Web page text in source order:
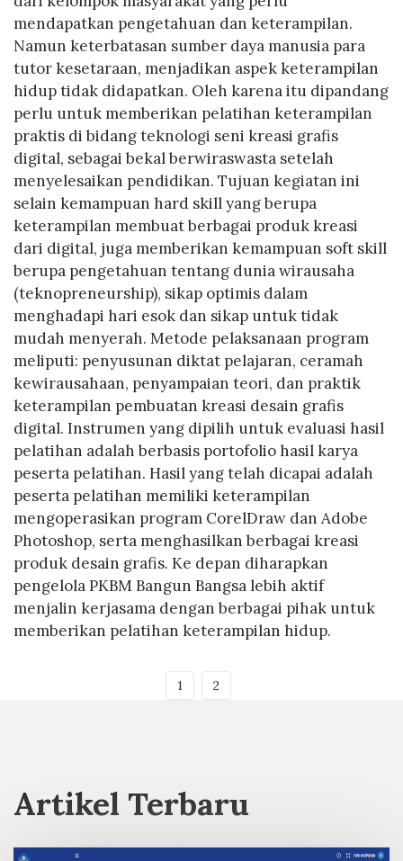
mendapatkan pengetahuan dan keterampilan.
Namun keterbatasan sumber daya manusia para
tutor kesetaraan, menjadikan aspek keterampilan
hidup tidak didapatkan. Oleh karena itu dipandang
perlu untuk memberikan pelatihan keterampilan
praktis di bidang teknologi seni kreasi grafis
digital, sebagai bekal berwiraswasta setelah
menyelesaikan pendidikan. Tujuan kegiatan ini
selain kemampuan hard skill yang berupa
keterampilan membuat berbagai produk kreasi
dari digital, juga memberikan kemampuan soft skill
berupa pengetahuan tentang dunia wirausaha
(teknopreneurship), sikap optimis dalam
menghadapi hari esok dan sikap untuk tidak
mudah menyerah. Metode pelaksanaan program
meliputi: penyusunan diktat pelajaran, ceramah
kewirausahaan, penyampaian teori, dan praktik
keterampilan pembuatan kreasi desain grafis
digital. Instrumen yang dipilih untuk evaluasi hasil
pelatihan adalah berbasis portofolio hasil karya
peserta pelatihan. Hasil yang telah dicapai adalah
peserta pelatihan memiliki keterampilan
mengoperasikan program CorelDraw dan Adobe
Photoshop, serta menghasilkan berbagai kreasi
produk desain grafis. Ke depan diharapkan
pengelola PKBM Bangun Bangsa lebih aktif
menjalin kerjasama dengan berbagai pihak untuk
memberikan pelatihan keterampilan hidup.
1 2
Artikel Terbaru